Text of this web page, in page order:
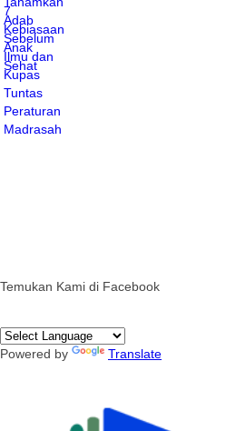
Temukan Kami di Facebook
Powered by Translate